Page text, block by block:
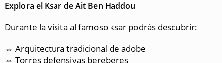
Explora el Ksar de Ait Ben Haddou
Durante la visita al famoso ksar podrás descubrir:
⇔ Arquitectura tradicional de adobe
⇔ Torres defensivas bereberes